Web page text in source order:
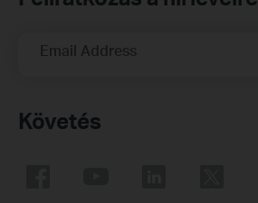
Email Address
Követés